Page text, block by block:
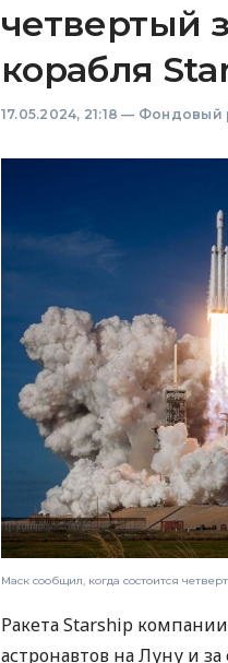
четвертый
корабля
17.05.2024, 21:18 — Фондовый
Маск сообщил, когда состоится
Ракета Starship
астронавтов на Луну и